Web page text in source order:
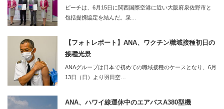
ピーチは、6月15日に関西国際空港に近い大阪府泉佐野市と
包括提携協定を結んだ。泉…
【フォトレポート】ANA、ワクチン職域接種初日の
接種光景
ANAグループは日本で初めての職域接種のケースとなり、6月
13日（日）より羽田空…
ANA、ハワイ線運休中のエアバスA380型機